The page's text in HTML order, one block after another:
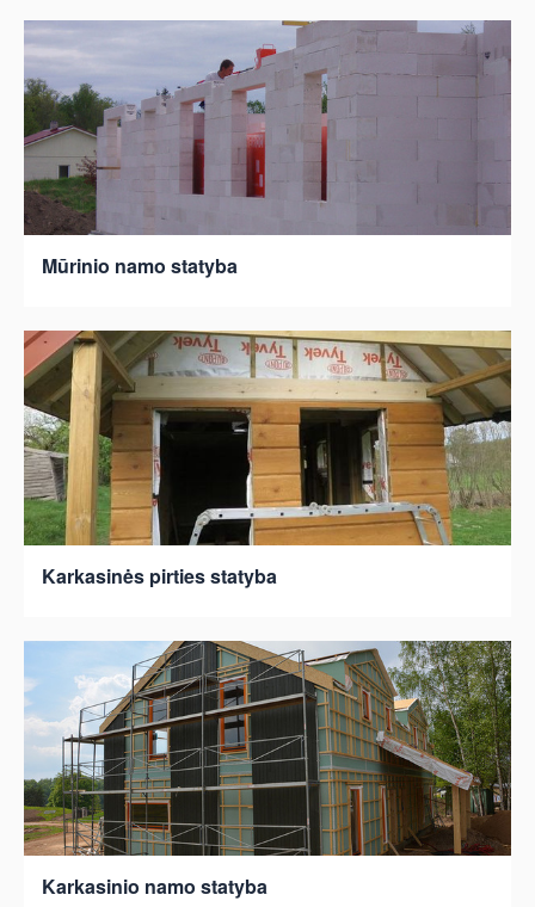
Mūrinio namo statyba
Karkasinės pirties statyba
Karkasinio namo statyba